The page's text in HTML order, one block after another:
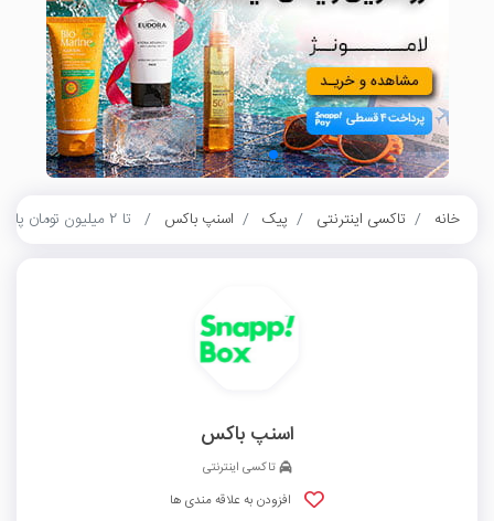
خانه تاکسی اینترنتی پیک اسنپ باکس تا 2 میلیون تومان پاداش معرفی راننده به اسنپ باکس
اسنپ باکس
تاکسی اینترنتی
افزودن به علاقه مندی ها